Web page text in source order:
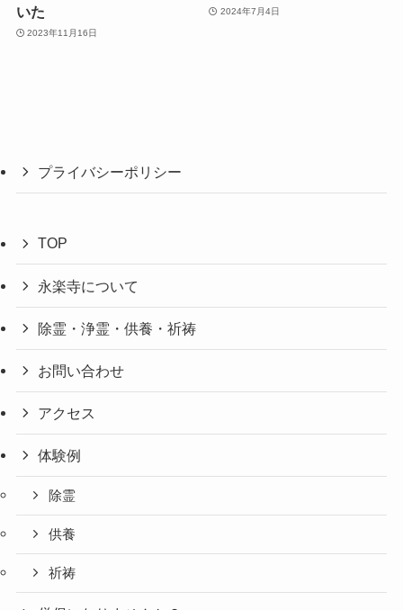
いた
2023年11月16日
2024年7月4日
プライバシーポリシー
TOP
永楽寺について
除霊・浄霊・供養・祈祷
お問い合わせ
アクセス
体験例
除霊
供養
祈祷